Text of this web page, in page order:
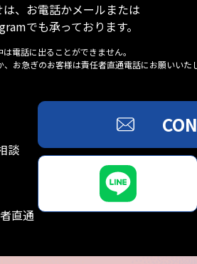
、お電話かメールまたは
でも承っております。
電話に出ることができません。
お急ぎのお客様は責任者直通電話にお願いいた
談
直通